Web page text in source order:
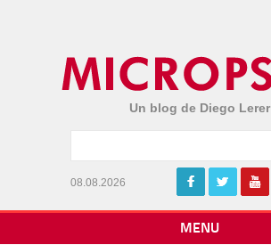
Un blog de Diego Lerer
08.08.2026
MENU